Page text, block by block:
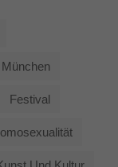
Festival